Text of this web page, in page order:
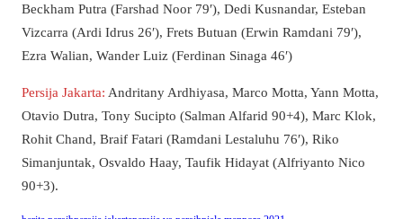
Beckham Putra (Farshad Noor 79′), Dedi Kusnandar, Esteban
Vizcarra (Ardi Idrus 26′), Frets Butuan (Erwin Ramdani 79′),
Ezra Walian, Wander Luiz (Ferdinan Sinaga 46′)
Persija Jakarta: Andritany Ardhiyasa, Marco Motta, Yann Motta,
Otavio Dutra, Tony Sucipto (Salman Alfarid 90+4), Marc Klok,
Rohit Chand, Braif Fatari (Ramdani Lestaluhu 76′), Riko
Simanjuntak, Osvaldo Haay, Taufik Hidayat (Alfriyanto Nico
90+3).